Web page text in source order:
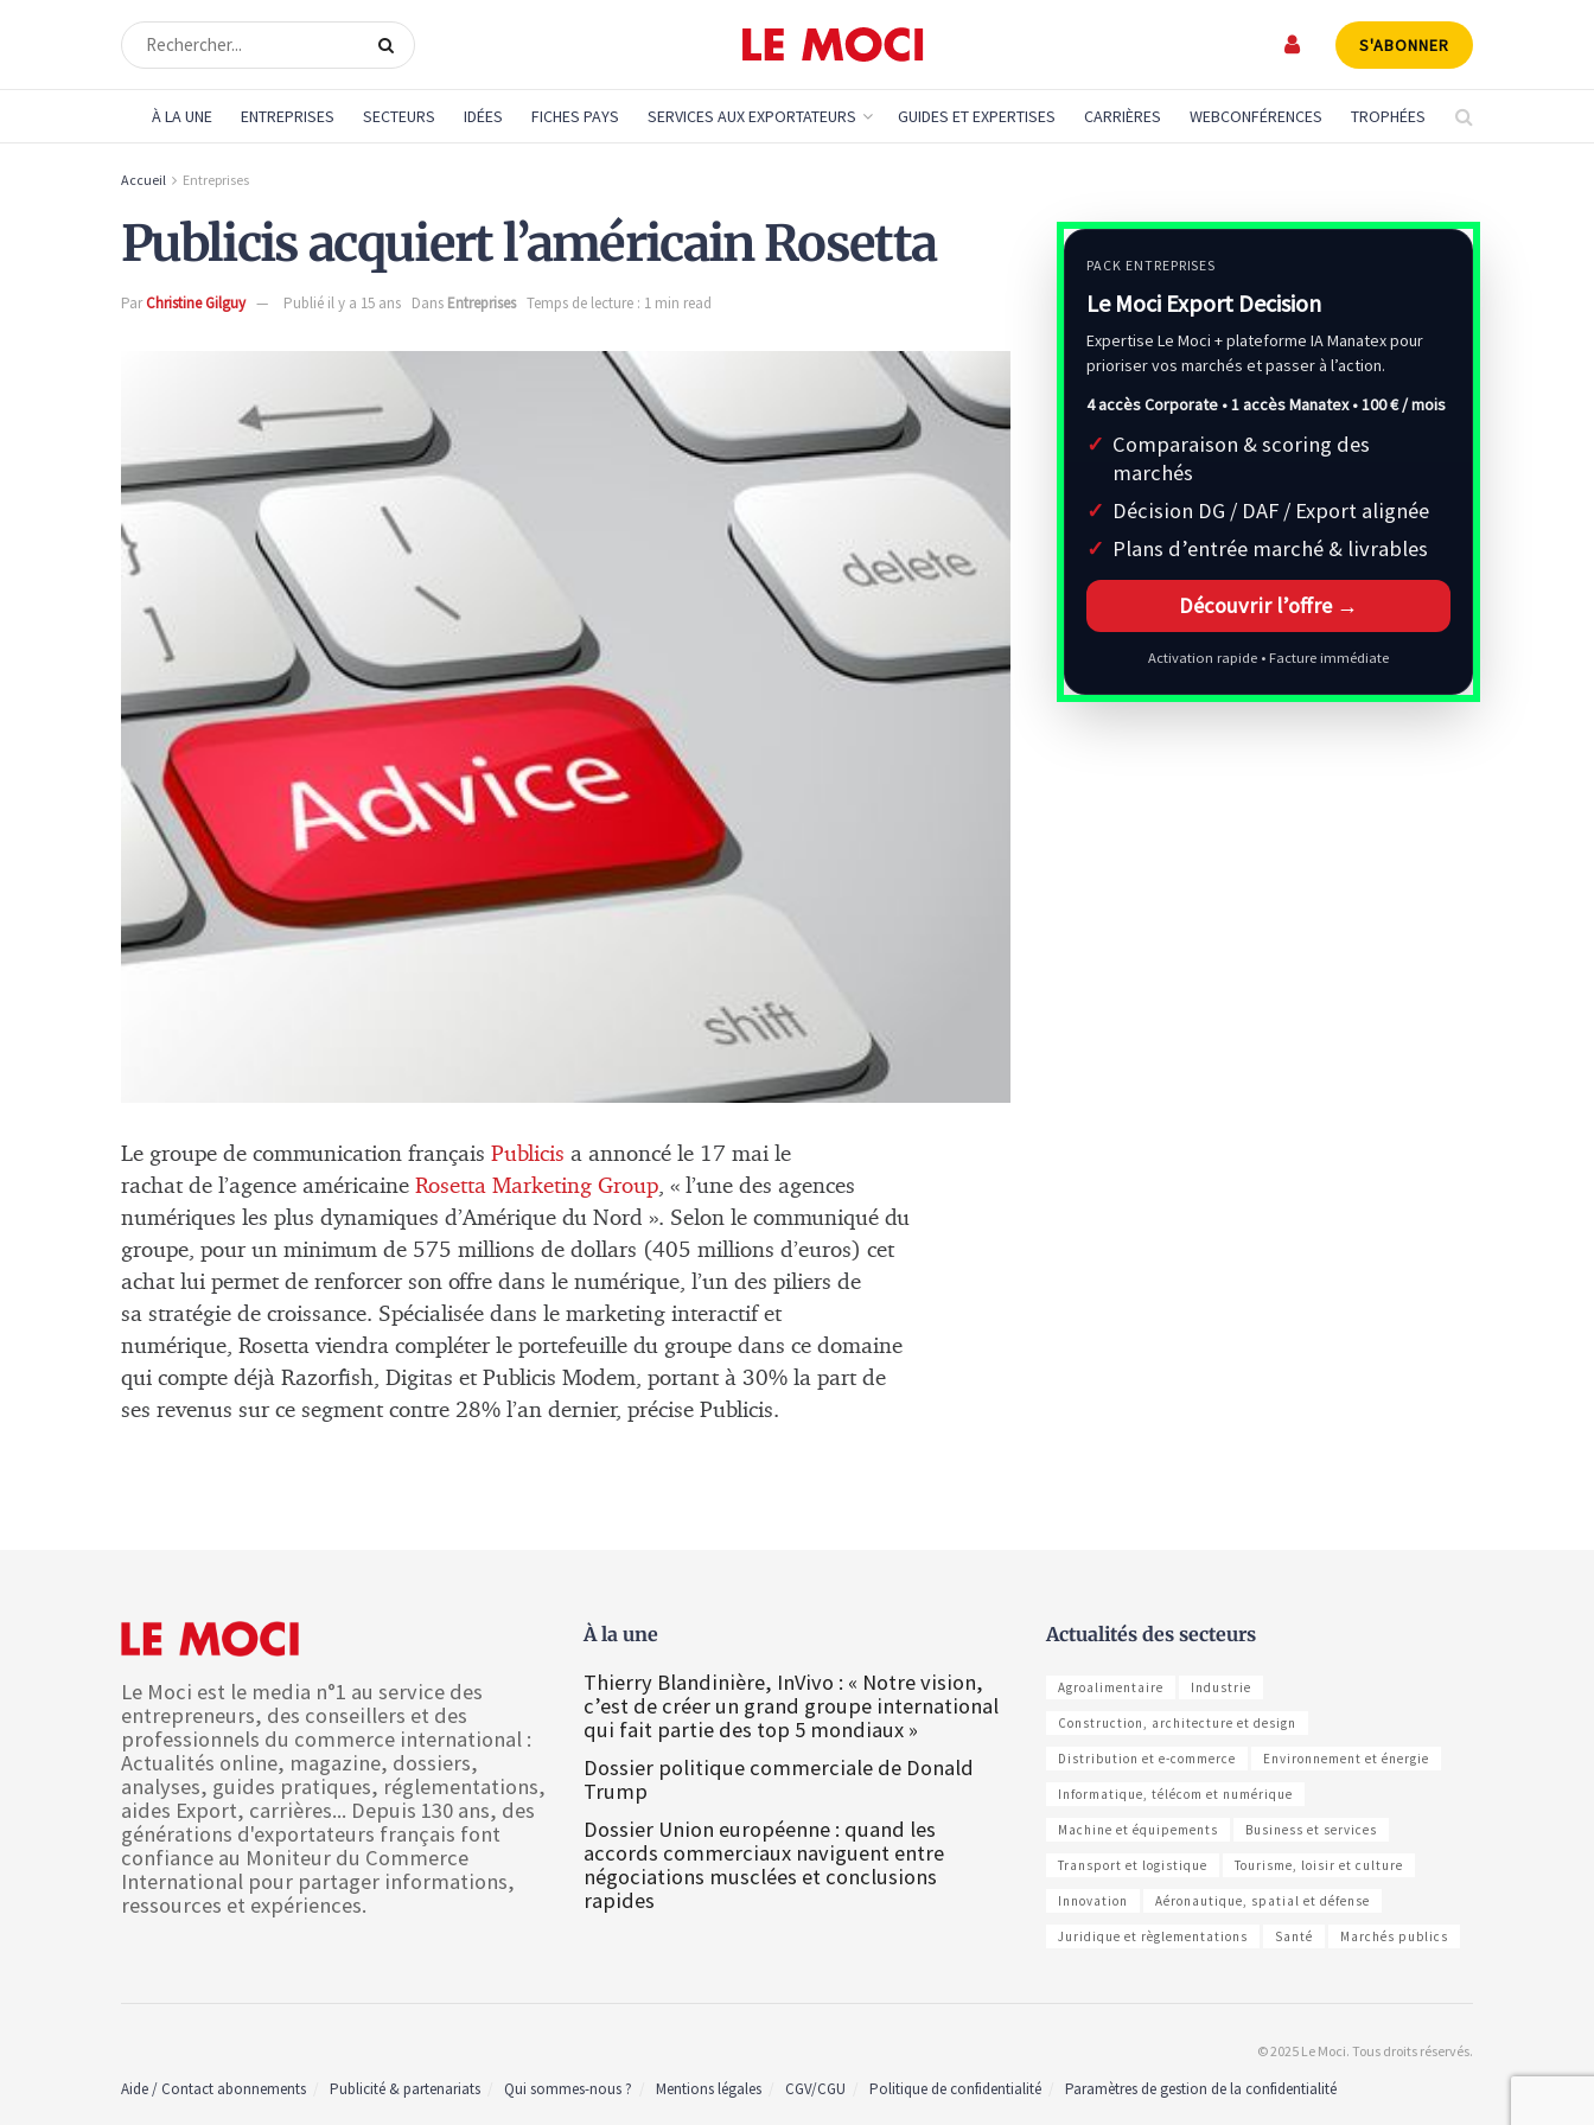
S'ABONNER
À LA UNE ENTREPRISES SECTEURS IDÉES FICHES PAYS SERVICES AUX EXPORTATEURS GUIDES ET EXPERTISES CARRIÈRES WEBCONFÉRENCES TROPHÉES
Accueil Entreprises
Publicis acquiert l’américain Rosetta
ParChristine Gilguy Publié il y a 15 ans Dans Entreprises Temps de lecture : 1 min read
Le groupe de communication français Publicis a annoncé le 17 mai le
rachat de l’agence américaine Rosetta Marketing Group, « l’une des agences
numériques les plus dynamiques d’Amérique du Nord ». Selon le communiqué du
groupe, pour un minimum de 575 millions de dollars (405 millions d’euros) cet
achat lui permet de renforcer son offre dans le numérique, l’un des piliers de
sa stratégie de croissance. Spécialisée dans le marketing interactif et
numérique, Rosetta viendra compléter le portefeuille du groupe dans ce domaine
qui compte déjà Razorfish, Digitas et Publicis Modem, portant à 30% la part de
ses revenus sur ce segment contre 28% l’an dernier, précise Publicis.
PACK ENTREPRISES
Le Moci Export Decision
Expertise Le Moci + plateforme IA Manatex pour
prioriser vos marchés et passer à l’action.
4 accès Corporate • 1 accès Manatex •100 € / mois
Comparaison & scoring des
marchés
Décision DG / DAF / Export alignée
Plans d’entrée marché & livrables
Découvrir l’offre →
Activation rapide • Facture immédiate
Le Moci est le media n°1 au service des
entrepreneurs, des conseillers et des
professionnels du commerce international :
Actualités online, magazine, dossiers,
analyses, guides pratiques, réglementations,
aides Export, carrières... Depuis 130 ans, des
générations d'exportateurs français font
confiance au Moniteur du Commerce
International pour partager informations,
ressources et expériences.
À la une
Thierry Blandinière, InVivo : « Notre vision,
c’est de créer un grand groupe international
qui fait partie des top 5 mondiaux »
Dossier politique commerciale de Donald
Trump
Dossier Union européenne : quand les
accords commerciaux naviguent entre
négociations musclées et conclusions
rapides
Actualités des secteurs
Agroalimentaire Industrie
Construction, architecture et design
Distribution et e-commerce Environnement et énergie
Informatique, télécom et numérique
Machine et équipements Business et services
Transport et logistique Tourisme, loisir et culture
Innovation Aéronautique, spatial et défense
Juridique et règlementations Santé Marchés publics
© 2025 Le Moci. Tous droits réservés.
Aide / Contact abonnements Publicité & partenariats Qui sommes-nous ? Mentions légales CGV/CGU Politique de confidentialité Paramètres de gestion de la confidentialité